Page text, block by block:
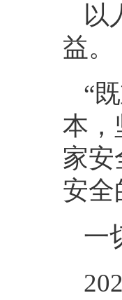
以
益。
“
本，
家安
安全
一